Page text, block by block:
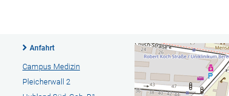
Anfahrt
Campus Medizin
Pleicherwall 2